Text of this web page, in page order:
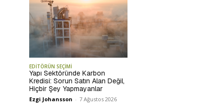
EDİTÖRÜN SEÇİMİ
Yapı Sektöründe Karbon
Kredisi: Sorun Satın Alan Değil,
Hiçbir Şey Yapmayanlar
Ezgi Johansson - 7 Ağustos 2026